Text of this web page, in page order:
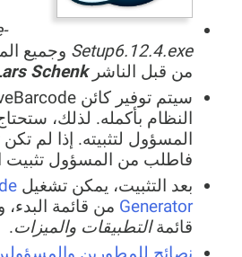
Setup6.12.4.exe وجميع
من قبل الناشرSchenk
النظام بأكمله. لذلك،
المسؤول لتثبيته. إذا لم
فاطلب من المسؤول تثبيت
بعد التثبيت، يمكن تشغيل
Generator من قائمة
قائمةالتطبيقات والميزات.